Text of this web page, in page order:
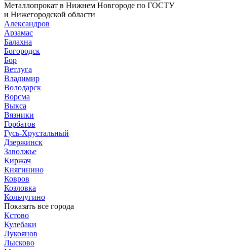
Металлопрокат в Нижнем Новгороде по ГОСТУ
и Нижегородской области
Александров
Арзамас
Балахна
Богородск
Бор
Ветлуга
Владимир
Володарск
Ворсма
Выкса
Вязники
Горбатов
Гусь-Хрустальный
Дзержинск
Заволжье
Киржач
Княгинино
Ковров
Козловка
Кольчугино
Показать все города
Кстово
Кулебаки
Лукоянов
Лысково